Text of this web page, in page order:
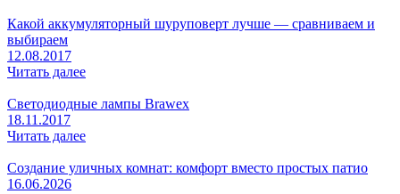
Какой аккумуляторный шуруповерт лучше — сравниваем и
выбираем
12.08.2017
Читать далее
Светодиодные лампы Brawex
18.11.2017
Читать далее
Создание уличных комнат: комфорт вместо простых патио
16.06.2026